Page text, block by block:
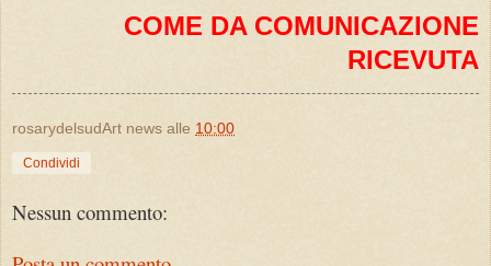
COME DA COMUNICAZIONE
RICEVUTA
rosarydelsudArt news alle 10:00
Condividi
Nessun commento: